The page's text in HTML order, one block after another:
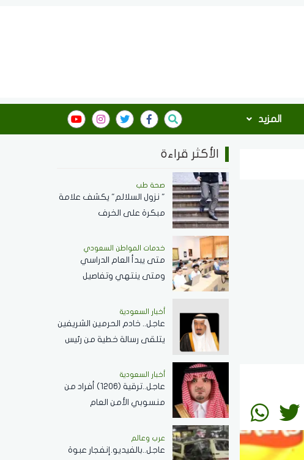
المزيد
الأكثر قراءة
صحة طب
" نزول السلالم" يكشف علامة
مبكرة على الخرف
خدمات المواطن السعودي
‏متى يبدأ العام الدراسي
ومتى ينتهي وتفاصيل
أخبار السعودية
عاجل.. خادم الحرمين الشريفين
يتلقى رسالة خطية من رئيس
العلاقات الثنائية
أخبار السعودية
عاجل..ترقية (1206) أفراد من
منسوبي الأمن العام
عرب وعالم
عاجل..بالفيديو.إنفجار عبوة